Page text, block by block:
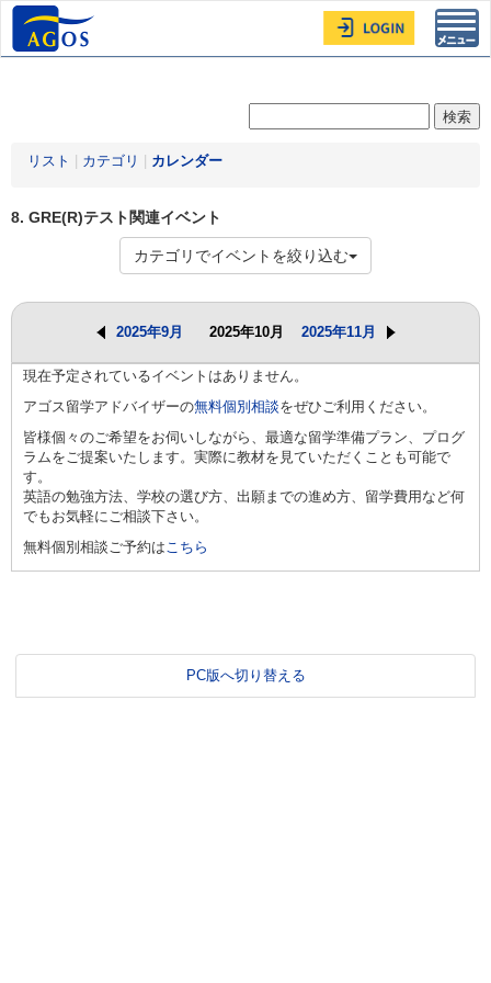
リスト カテゴリ カレンダー
8. GRE(R)テスト関連イベント
カテゴリでイベントを絞り込む
2025年9月 2025年10月 2025年11月
現在予定されているイベントはありません。
アゴス留学アドバイザーの無料個別相談をぜひご利用ください。
皆様個々のご希望をお伺いしながら、最適な留学準備プラン、プログ
ラムをご提案いたします。実際に教材を見ていただくことも可能で
す。
英語の勉強方法、学校の選び方、出願までの進め方、留学費用など何
でもお気軽にご相談下さい。
無料個別相談ご予約はこちら
PC版へ切り替える